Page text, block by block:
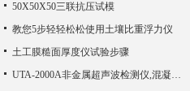
50X50X50三联抗压试模
教您5步轻轻松松使用土壤比重浮力仪
土工膜糙面厚度仪试验步骤
UTA-2000A非金属超声波检测仪,混凝土超声波检测仪,非金属超声分析仪（河北路仪）